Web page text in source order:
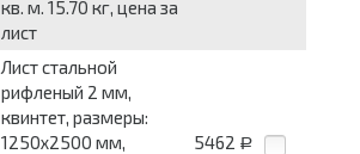
кв. м. 15.70 кг, цена за
лист
Лист стальной
рифленый 2 мм,
квинтет, размеры:
1250x2500 мм,
5462 Р